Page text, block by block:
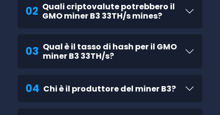
02 Quali criptovalute potrebbero il
GMO miner B3 33TH/s mines?
03 Qual è il tasso di hash per il GMO
miner B3 33TH/s?
04 Chi è il produttore del miner B3?